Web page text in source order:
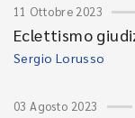
11 Ottobre 2023
Eclettismo
Sergio Lorusso
03 Agosto 2023